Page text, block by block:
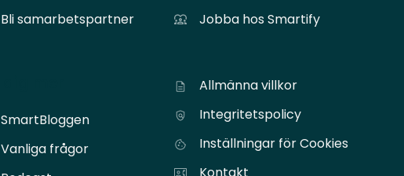
Bli samarbetspartner
SmartBloggen
Vanliga frågor
Jobba hos Smartify
Allmänna villkor
Integritetspolicy
Inställningar för Cookies
Kontakt